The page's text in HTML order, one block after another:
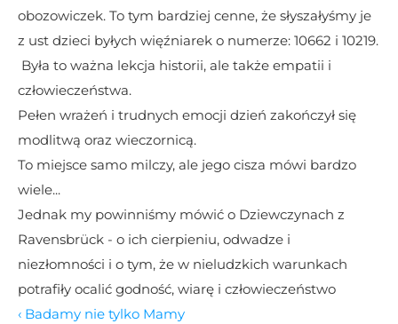
obozowiczek. To tym bardziej cenne, że słyszałyśmy je
człowieczeństwa.
Pełen wrażeń i trudnych emocji dzień zakończył się
modlitwą oraz wieczornicą.
To miejsce samo milczy, ale jego cisza mówi bardzo
wiele...
Jednak my powinniśmy mówić o Dziewczynach z
Ravensbrück - o ich cierpieniu, odwadze i
niezłomności i o tym, że w nieludzkich warunkach
potrafiły ocalić godność, wiarę i człowieczeństwo
‹ Badamy nie tylko Mamy